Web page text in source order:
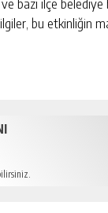
bu etkinliğin